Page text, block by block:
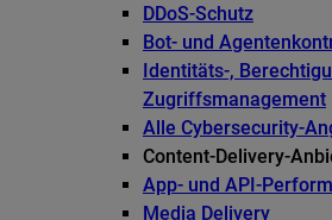
DDoS-Schutz
Bot- und
Identitäts-,
Zugriffsmanagement
Alle Cybersecurity-
Content-Delivery-
App- und API-
Media Delivery